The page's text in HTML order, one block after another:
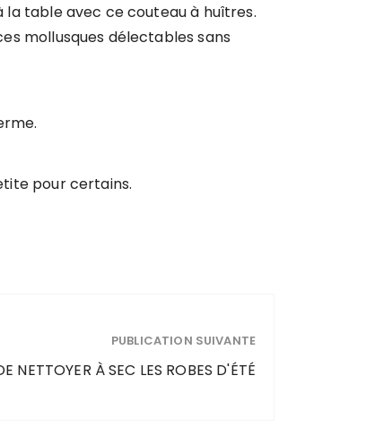
table avec ce couteau à huîtres.
mollusques délectables sans
pour certains.
PUBLICATION SUIVANTE
NETTOYER À SEC LES ROBES D'ÉTÉ